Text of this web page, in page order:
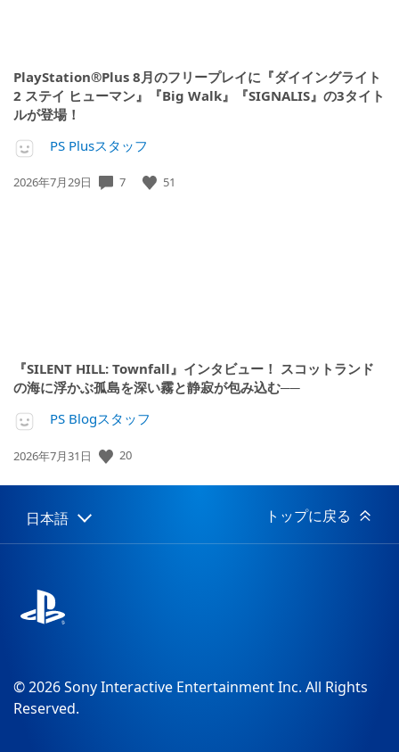
PlayStation®Plus 8月のフリープレイに『ダイイングライト
2 ステイ ヒューマン』『Big Walk』『SIGNALIS』の3タイト
ルが登場！
PS Plusスタッフ
公
2026年7月29日 7 51
『SILENT HILL: Townfall』インタビュー！ スコットランド
の海に浮かぶ孤島を深い霧と静寂が包み込む──
PS Blogスタッフ
公
日:
2026年7月31日 20
Select
a
Current
region:
日本語 トップに戻る
© 2026 Sony Interactive Entertainment Inc. All Rights
Reserved.